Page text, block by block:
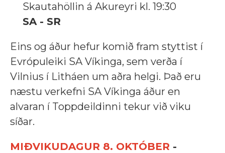
Skautahöllin á Akureyri kl. 19:30
SA - SR
Eins og áður hefur komið fram styttist í
Evrópuleiki SA Víkinga, sem verða í
Vilnius í Litháen um aðra helgi. Það eru
næstu verkefni SA Víkinga áður en
alvaran í Toppdeildinni tekur við viku
síðar.
MIÐVIKUDAGUR 8. OKTÓBER -